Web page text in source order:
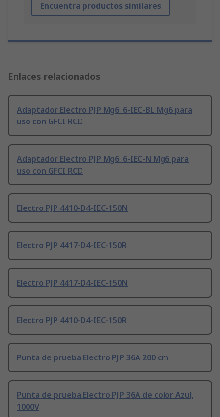
Encuentra productos similares
Enlaces relacionados
Adaptador Electro PJP Mg6_6-IEC-BL Mg6 para
uso con GFCI RCD
Adaptador Electro PJP Mg6_6-IEC-N Mg6 para
uso con GFCI RCD
Electro PJP 4410-D4-IEC-150N
Electro PJP 4417-D4-IEC-150R
Electro PJP 4417-D4-IEC-150N
Electro PJP 4410-D4-IEC-150R
Punta de prueba Electro PJP 36A 200 cm
Punta de prueba Electro PJP 36A de color Azul,
1000V